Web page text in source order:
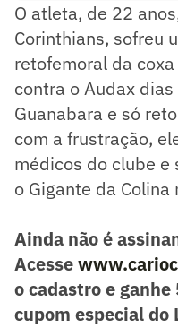
O atleta, de 22
Corinthians, sofreu
retofemoral da
contra o Audax
Guanabara e só
com a frustração,
médicos do clube
o Gigante da Colina
Ainda não é
Acesse
o cadastro e
cupom especial do